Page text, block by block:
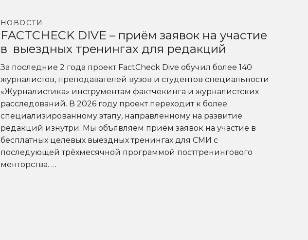
НОВОСТИ
FACTCHECK DIVE – приём заявок на участие
в выездных тренингах для редакций
За последние 2 года проект FactCheck Dive обучил более 140
журналистов, преподавателей вузов и студентов специальности
«Журналистика» инструментам фактчекинга и журналистских
расследований. В 2026 году проект переходит к более
специализированному этапу, направленному на развитие
редакций изнутри. Мы объявляем приём заявок на участие в
бесплатных целевых выездных тренингах для СМИ с
последующей трёхмесячной программой посттренингового
менторства. …